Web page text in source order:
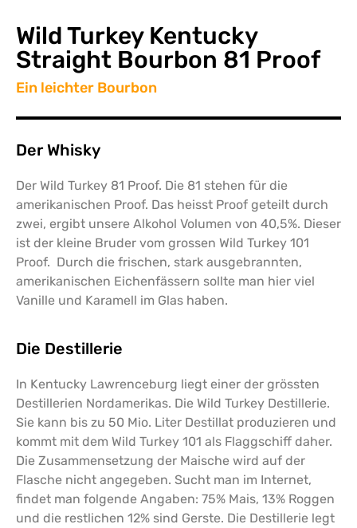
Wild Turkey Kentucky
Straight Bourbon 81 Proof
Ein leichter Bourbon
Der Whisky
Der Wild Turkey 81 Proof. Die 81 stehen für die
amerikanischen Proof. Das heisst Proof geteilt durch
zwei, ergibt unsere Alkohol Volumen von 40,5%. Dieser
ist der kleine Bruder vom grossen Wild Turkey 101
Proof. Durch die frischen, stark ausgebrannten,
amerikanischen Eichenfässern sollte man hier viel
Vanille und Karamell im Glas haben.
Die Destillerie
In Kentucky Lawrenceburg liegt einer der grössten
Destillerien Nordamerikas. Die Wild Turkey Destillerie.
Sie kann bis zu 50 Mio. Liter Destillat produzieren und
kommt mit dem Wild Turkey 101 als Flaggschiff daher.
Die Zusammensetzung der Maische wird auf der
Flasche nicht angegeben. Sucht man im Internet,
findet man folgende Angaben: 75% Mais, 13% Roggen
und die restlichen 12% sind Gerste. Die Destillerie legt